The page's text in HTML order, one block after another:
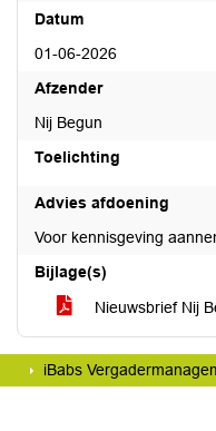
Datum
01-06-2026
Afzender
Nij Begun
Toelichting
Advies afdoening
Voor kennisgeving
Bijlage(s)
Nieuwsbrief Nij
iBabs